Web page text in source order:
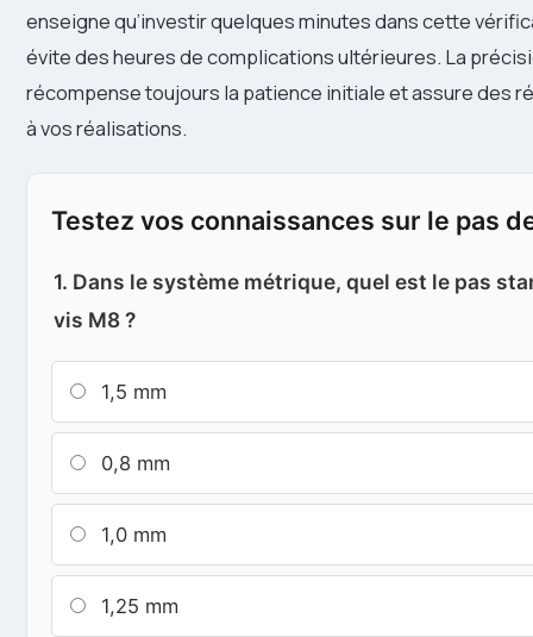
enseigne qu’investir quelques minutes dans cette
évite des heures de complications ultérieures. La
récompense toujours la patience initiale et assure des
à vos réalisations.
Testez vos connaissances sur le pas
1. Dans le système métrique, quel est le pas
vis M8 ?
1,5 mm
0,8 mm
1,0 mm
1,25 mm